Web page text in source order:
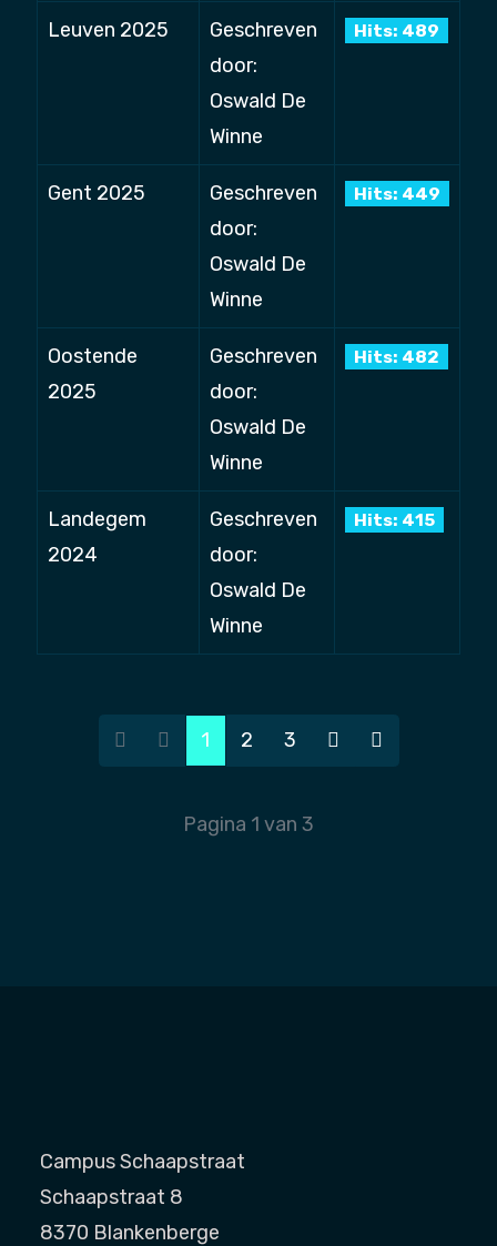
Leuven 2025
Geschreven
door:
Oswald De
Winne
Hits: 489
Gent 2025
Geschreven
door:
Oswald De
Winne
Hits: 449
Oostende
2025
Geschreven
door:
Oswald De
Winne
Hits: 482
Landegem
2024
Geschreven
door:
Oswald De
Winne
Hits: 415
1 2 3
Pagina 1 van 3
Campus Schaapstraat
Schaapstraat 8
8370 Blankenberge